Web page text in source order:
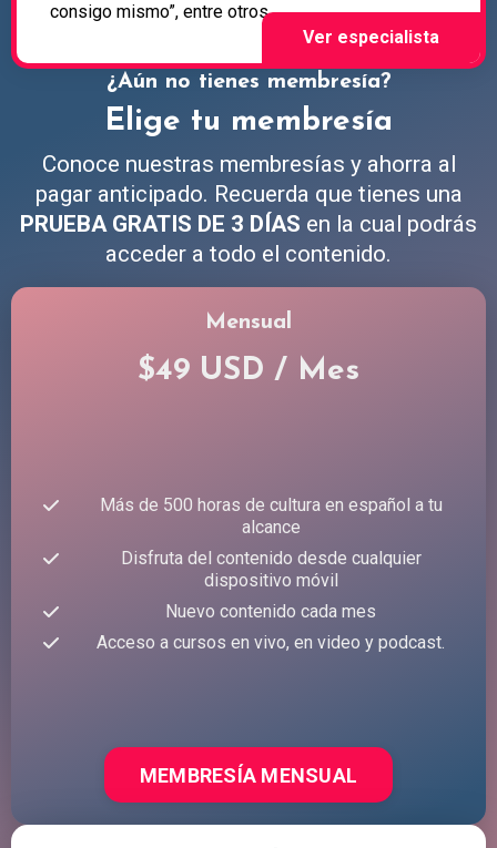
consigo mismo”, entre otros.
¿Aún no tienes membresía?
Elige tu membresía
Conoce nuestras membresías y ahorra al
pagar anticipado. Recuerda que tienes una
PRUEBA GRATIS DE 3 DÍAS en la cual podrás
acceder a todo el contenido.
Mensual
$49 USD / Mes
Más de 500 horas de cultura en español a tu
alcance
Disfruta del contenido desde cualquier
dispositivo móvil
Nuevo contenido cada mes
Acceso a cursos en vivo, en video y podcast.
MEMBRESÍA MENSUAL